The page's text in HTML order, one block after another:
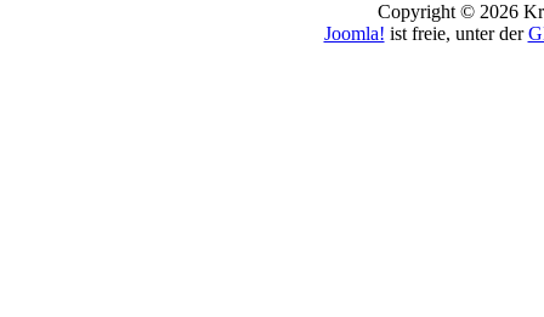
Copyright © 2026
Joomla! ist freie, unter der